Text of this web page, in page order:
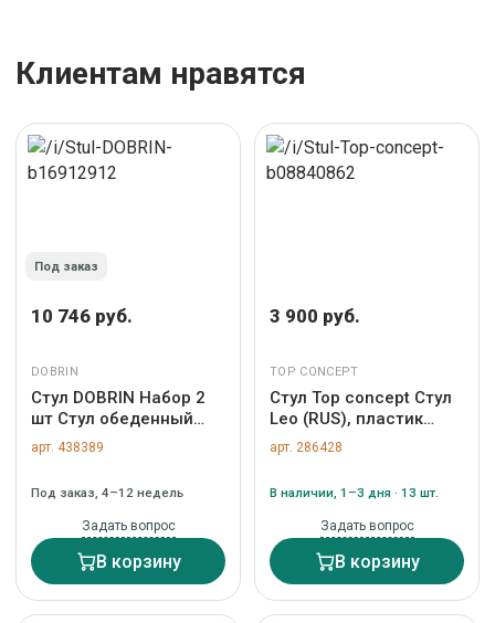
Клиентам нравятся
Под заказ
10 746 руб.
DOBRIN
Стул DOBRIN Набор 2
шт Стул обеденный
DOBRIN DSR, ножки
хром, цвет тёмно-
LMZL-PP638A-
N2_M_BE-12
арт. 438389
Под заказ, 4–12 недель
Задать вопрос
В корзину
3 900 руб.
TOP CONCEPT
Стул Top concept Стул
Leo (RUS), пластик
серый арт.
Н0000038585
арт. 286428
В наличии, 1–3 дня · 13 шт.
Задать вопрос
В корзину